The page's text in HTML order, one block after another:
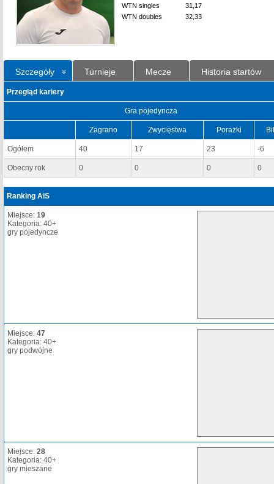
WTN singles
31,17
WTN doubles
32,33
Szczegóły Turnieje Mecze Historia startów
Przegląd kariery
Gra pojedyncza
Zagrano Zwycięstwa Porażki
Ogółem 40 17 23 -6
Obecny rok 0 0 0 0
Ranking AiS
Miejsce: 19
Kategoria: 40+
gry pojedyncze
Miejsce: 47
Kategoria: 40+
gry podwójne
Miejsce: 28
Kategoria: 40+
gry mieszane